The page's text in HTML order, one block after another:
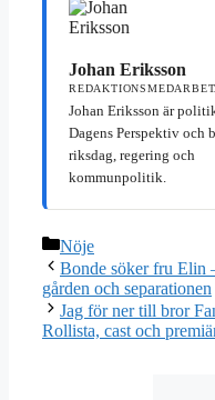
Johan Eriksson
Johan Eriksson är
Dagens Perspektiv och
riksdag, regering och
kommunpolitik.
Kategorier
Nöje
Bonde söker fru Elin
gården och separationen
Jag för ner till bror
Rollista, cast och